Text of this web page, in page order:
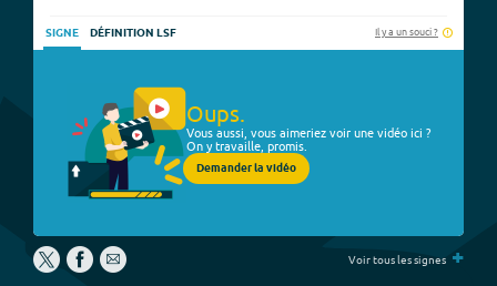
SIGNE DÉFINITION LSF Il y a un souci ?
Oups.
Vous aussi, vous aimeriez voir une vidéo ici ?
On y travaille, promis.
Demander la vidéo
Voir tous les signes +